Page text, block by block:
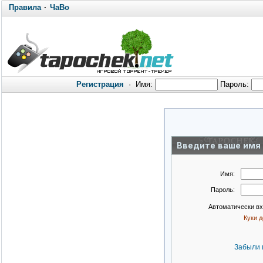
Правила· ЧаВо
Регистрация · Имя: Пароль:
Введите ваше имя
Имя:
Пароль:
Автоматически
Куки
Забыли